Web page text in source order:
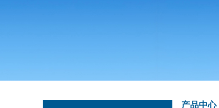
产品中心